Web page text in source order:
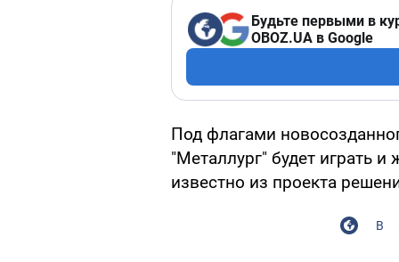
Будьте первыми в
OBOZ.UA в Google
Под флагами
"Металлург" будет играть
известно из проекта